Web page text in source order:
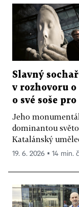
Slavný
v rozhovoru
o své soše
Jeho
dominantou
Katalánský
19. 6. 2026 ▪ 14 min.